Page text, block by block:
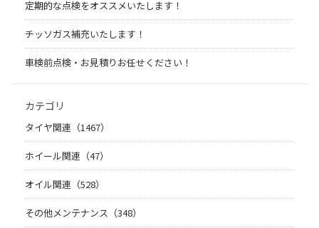
定期的な点検をオススメいたします！
チッソガス補充いたします！
車検前点検・お見積りお任せください！
カテゴリ
タイヤ関連（1467）
ホイール関連（47）
オイル関連（528）
その他メンテナンス（348）